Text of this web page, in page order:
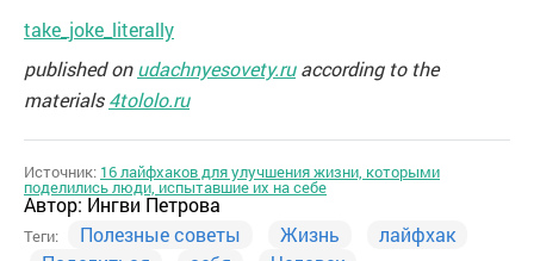
take_joke_literally
published onudachnyesovety.ruaccording to the
materials4tololo.ru
Источник: 16 лайфхаков для улучшения жизни, которыми
поделились люди, испытавшие их на себе
Автор: Ингви Петрова
Теги: Полезные советы Жизнь
лайфхак